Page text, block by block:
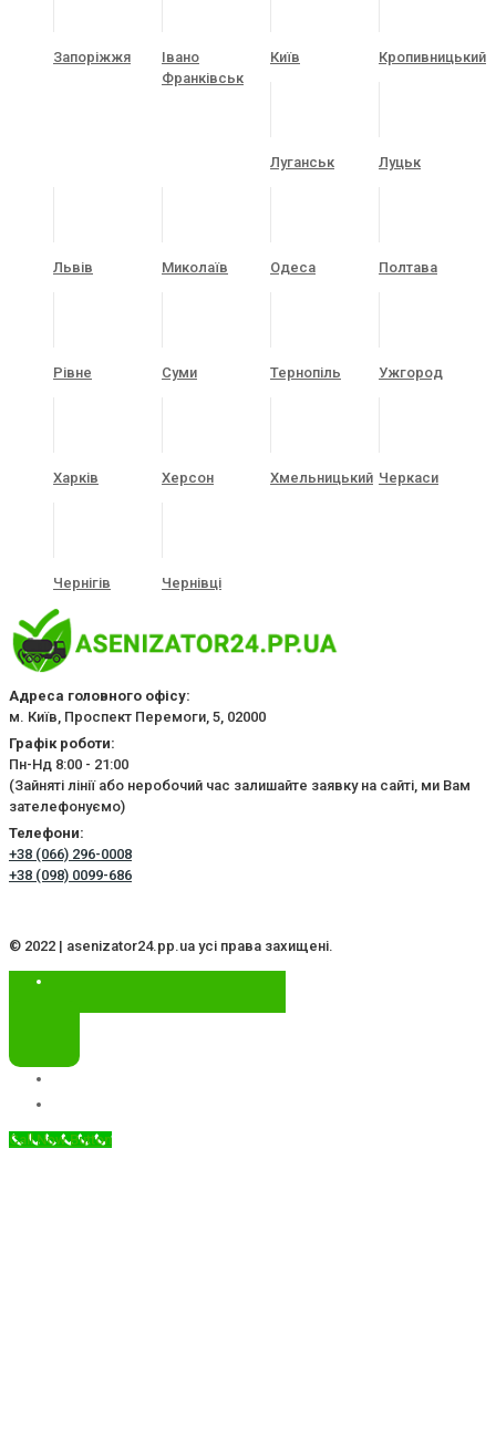
Запоріжжя
Івано
Франківськ
Київ Кропивницький
Луганськ Луцьк
Львів Миколаїв Одеса Полтава
Рівне Суми Тернопіль Ужгород
Харків Херсон Хмельницький Черкаси
Чернігів Чернівці
Адреса головного офісу:
м. Київ, Проспект Перемоги, 5, 02000
Графік роботи:
Пн-Нд 8:00 - 21:00
(Зайняті лінії або неробочий час залишайте заявку на сайті, ми Вам
зателефонуємо)
Телефони:
+38 (066) 296-0008
+38 (098) 0099-686
© 2022 | asenizator24.pp.ua усі права захищені.
Call Now Button